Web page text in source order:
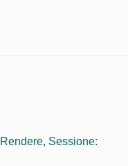
, Sessione: